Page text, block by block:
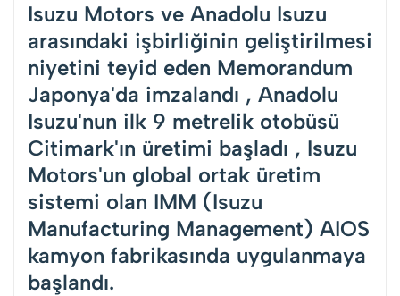
Isuzu Motors ve Anadolu Isuzu
arasındaki işbirliğinin geliştirilmesi
niyetini teyid eden Memorandum
Japonya'da imzalandı , Anadolu
Isuzu'nun ilk 9 metrelik otobüsü
Citimark'ın üretimi başladı , Isuzu
Motors'un global ortak üretim
sistemi olan IMM (Isuzu
Manufacturing Management) AIOS
kamyon fabrikasında uygulanmaya
başlandı.